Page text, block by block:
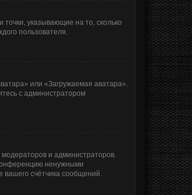
точки, указывающие на то, сколько
пользователя.
или «Загружаемая аватара».
с администратором
и администраторов.
ненужными
вашего счётчика сообщений.